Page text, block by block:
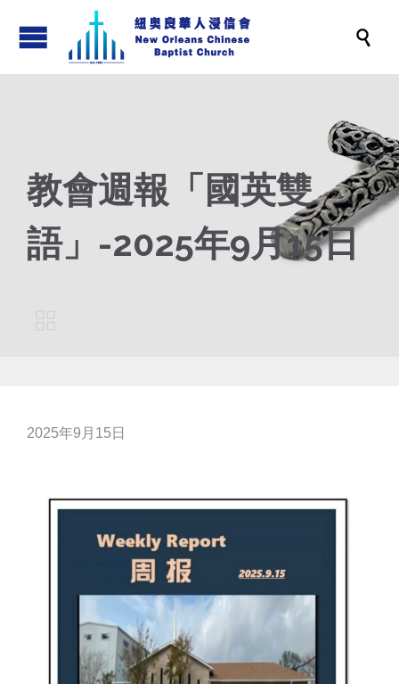

教會週報「國英雙
語」-2025年9月15日
2025年9月15日